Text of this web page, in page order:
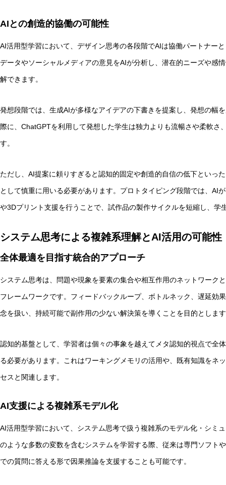
AIとの創造的協働の可能性
AI活用型学習において、デザイン思考の各段階でAIは協働パートナー
データやソーシャルメディアの意見をAIが分析し、潜在的ニーズや感
解できます。
発想段階では、生成AIが多様なアイデアの下書きを提案し、発想の幅
際に、ChatGPTを利用して発想した学生は独力よりも流暢さや柔軟さ
す。
ただし、AI提案に頼りすぎると認知的固定や創造的自信の低下といっ
として慎重に用いる必要があります。プロトタイピング段階では、AI
や3Dプリント支援を行うことで、試作品の製作サイクルを短縮し、
システム思考による複雑系理解とAI活用の可能性
全体最適を目指す統合的アプローチ
システム思考は、問題や現象を要素の集合や相互作用のネットワーク
フレームワークです。フィードバックループ、ボトルネック、遅延効
念を扱い、持続可能で副作用の少ない解決策を導くことを目的としま
認知的基盤として、学習者は個々の事象を越えてメタ認知的視点で全
る必要があります。これはワーキングメモリの活用や、既有知識をネ
セスと関連します。
AI支援による複雑系モデル化
AI活用型学習において、システム思考で扱う複雑系のモデル化・シミ
のような多数の変数を含むシステムを学習する際、従来は専門ソフト
での質問に答える形で因果推論を支援することも可能です。